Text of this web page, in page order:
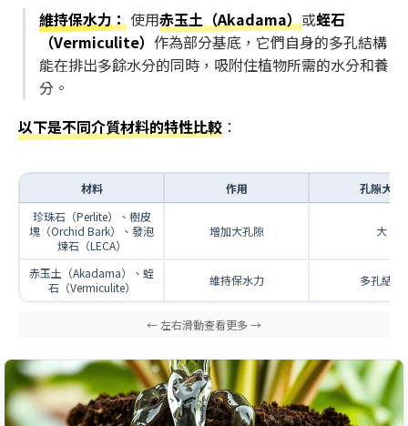
維持保水力：使用赤玉土（Akadama）或蛭石
（Vermiculite） 作為部分基底，它們自身的多孔結構
能在排出多餘水分的同時，吸附住植物所需的水分和養
分。
以下是不同介質材料的特性比較 ：
材料 作用
孔隙大小
珍珠石（Perlite）、樹皮
塊（Orchid Bark）、發泡
煉石（LECA）
增加大孔隙 大
赤玉土（Akadama）、蛭
石（Vermiculite）
維持保水力 多孔結構